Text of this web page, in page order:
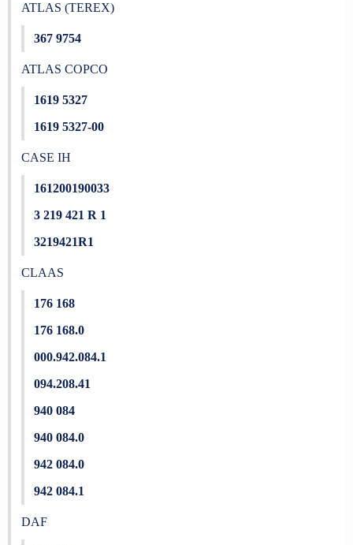
ATLAS (TEREX)
367 9754
ATLAS COPCO
1619 5327
1619 5327-00
CASE IH
161200190033
3 219 421 R 1
3219421R1
CLAAS
176 168
176 168.0
000.942.084.1
094.208.41
940 084
940 084.0
942 084.0
942 084.1
DAF